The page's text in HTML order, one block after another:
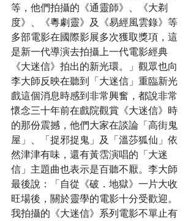
等，他們拍攝的《通靈師》、《大剃
度》、《粵劇靈》及《易經風雲錄》等
多部電影在國際影展多次獲取獎項，這
是新一代導演去拍攝上一代電影經典
《大迷信》拍出的新光環。」觀眾也向
李大師反映在聽到「大迷信」重臨新光
戲這個消息時感到非常興奮，都說非常
懷念三十年前在戲院觀賞《大迷信》時
的那份震撼，他們大家在談論「高街鬼
屋」、「捉邪捉鬼」及「溫莎狐仙」依
然津津有味，還有黃霑演唱的「大迷
信」主題曲也表示是百聽不厭。李大師
最後說：「自從《破．地獄》一片大收
旺場後，關於靈學的電影十分受歡迎。
我拍攝的《大迷信》系列電影不單止有